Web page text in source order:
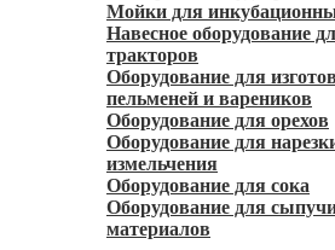
Мойки для
Навесное оборудование
тракторов
Оборудование для
пельменей и вареников
Оборудование для орехов
Оборудование для
измельчения
Оборудование для сока
Оборудование для
материалов